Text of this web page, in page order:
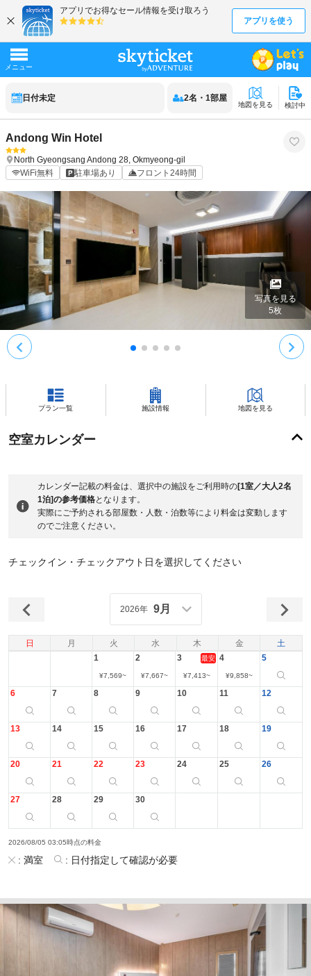
日付未定 2名 ・ 1部屋
地図を見る 検討中
Andong Win Hotel
North Gyeongsang Andong 28, Okmyeong-gil
WiFi無料
駐車場あり フロント24時間
写真を見る
5枚
プラン一覧 施設情報 地図を見る
空室カレンダー
カレンダー記載の料金は、選択中の施設をご利用時の[1室／大人2名
1泊]の参考価格となります。
実際にご予約される部屋数・人数・泊数等により料金は変動します
のでご注意ください。
チェックイン・チェックアウト日を選択してください
日 月 火 水 木 金 土
2026年 9月
1
¥7,569~
2
¥7,667~
3 最安
¥7,413~
4
¥9,858~
5
6 7 8 9 10 11 12
13 14 15 16 17 18 19
20 21 22 23 24 25 26
27 28 29 30
2026/08/05 03:05時点の料金
: 満室 : 日付指定して確認が必要